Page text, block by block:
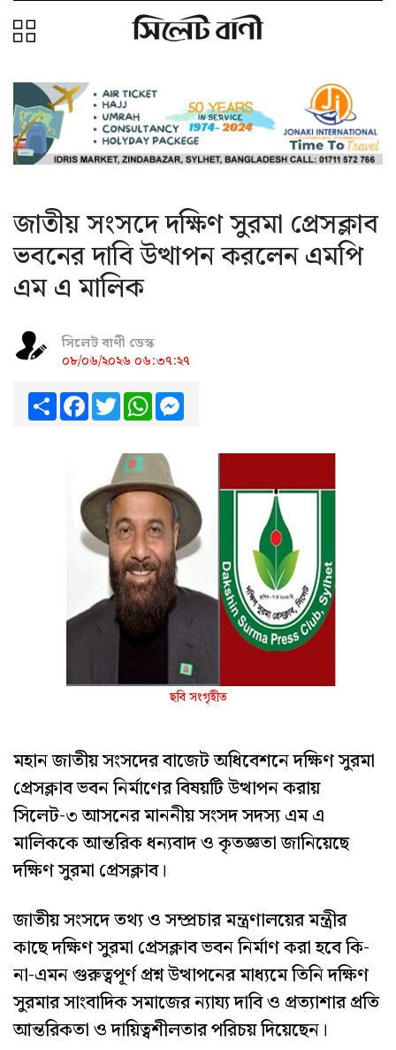
জাতীয় সংসদে দক্ষিণ সুরমা প্রেসক্লাব
ভবনের দাবি উত্থাপন করলেন এমপি
এম এ মালিক
সিলেট বাণী ডেস্ক
০৮/০৬/২০২৬ ০৬:৩৭:২৭
ShareFacebook
TwitterWhatsApp
ছবি সংগৃহীত
মহান জাতীয় সংসদের বাজেট অধিবেশনে দক্ষিণ সুরমা
প্রেসক্লাব ভবন নির্মাণের বিষয়টি উত্থাপন করায়
সিলেট-৩ আসনের মাননীয় সংসদ সদস্য এম এ
মালিককে আন্তরিক ধন্যবাদ ও কৃতজ্ঞতা জানিয়েছে
দক্ষিণ সুরমা প্রেসক্লাব।
জাতীয় সংসদে তথ্য ও সম্প্রচার মন্ত্রণালয়ের মন্ত্রীর
কাছে দক্ষিণ সুরমা প্রেসক্লাব ভবন নির্মাণ করা হবে কি-
না-এমন গুরুত্বপূর্ণ প্রশ্ন উত্থাপনের মাধ্যমে তিনি দক্ষিণ
সুরমার সাংবাদিক সমাজের ন্যায্য দাবি ও প্রত্যাশার প্রতি
আন্তরিকতা ও দায়িত্বশীলতার পরিচয় দিয়েছেন।